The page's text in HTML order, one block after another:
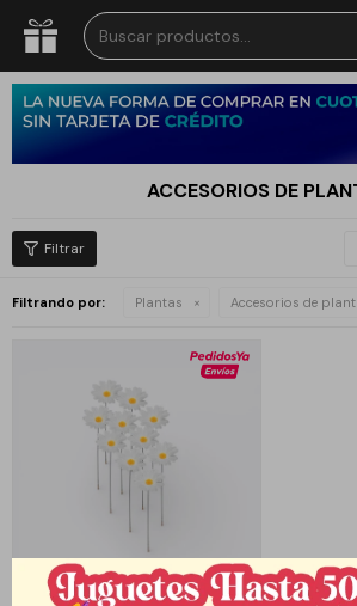
ACCESORIOS DE
Filtrando por: Plantas Accesorios de